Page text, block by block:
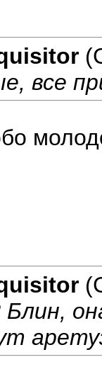
все